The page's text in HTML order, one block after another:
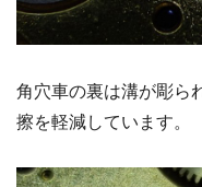
角穴車の裏は溝が彫ら
擦を軽減しています。